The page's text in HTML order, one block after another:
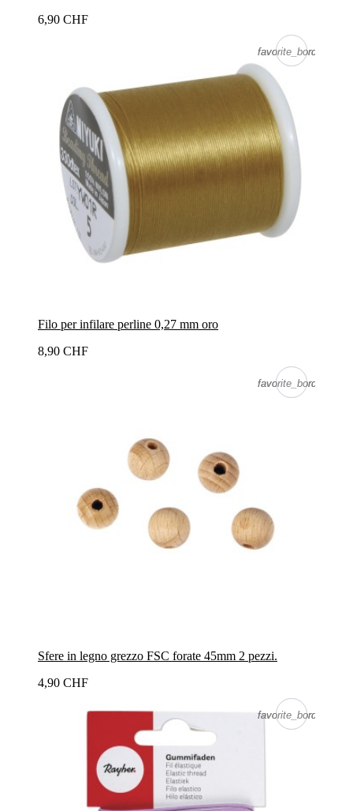
6,90 CHF
favorite_border
favorite_border
Filo per infilare perline 0,27 mm oro
8,90 CHF
favorite_border
favorite_border
Sfere in legno grezzo FSC forate 45mm 2 pezzi.
4,90 CHF
favorite_border
favorite_border